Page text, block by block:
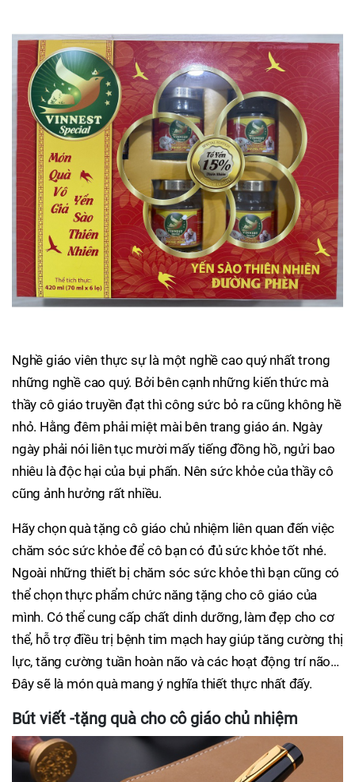
Nghề giáo viên thực sự là một nghề cao quý nhất trong
những nghề cao quý. Bởi bên cạnh những kiến thức mà
thầy cô giáo truyền đạt thì công sức bỏ ra cũng không hề
nhỏ. Hằng đêm phải miệt mài bên trang giáo án. Ngày
ngày phải nói liên tục mười mấy tiếng đồng hồ, ngửi bao
nhiêu là độc hại của bụi phấn. Nên sức khỏe của thầy cô
cũng ảnh hưởng rất nhiều.
Hãy chọn quà tặng cô giáo chủ nhiệm liên quan đến việc
chăm sóc sức khỏe để cô bạn có đủ sức khỏe tốt nhé.
Ngoài những thiết bị chăm sóc sức khỏe thì bạn cũng có
thể chọn thực phẩm chức năng tặng cho cô giáo của
mình. Có thể cung cấp chất dinh dưỡng, làm đẹp cho cơ
thể, hỗ trợ điều trị bệnh tim mạch hay giúp tăng cường thị
lực, tăng cường tuần hoàn não và các hoạt động trí não…
Đây sẽ là món quà mang ý nghĩa thiết thực nhất đấy.
Bút viết -tặng quà cho cô giáo chủ nhiệm